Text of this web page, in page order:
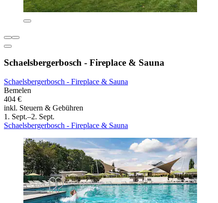
Schaelsbergerbosch - Fireplace & Sauna
Schaelsbergerbosch - Fireplace & Sauna
Bemelen
404 €
inkl. Steuern & Gebühren
1. Sept.–2. Sept.
Schaelsbergerbosch - Fireplace & Sauna